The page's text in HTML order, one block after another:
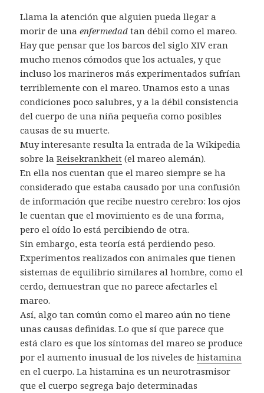
Llama la atención que alguien pueda llegar a
morir de unaenfermedad tan débil como el mareo.
Hay que pensar que los barcos del siglo XIV eran
mucho menos cómodos que los actuales, y que
incluso los marineros más experimentados sufrían
terriblemente con el mareo. Unamos esto a unas
condiciones poco salubres, y a la débil consistencia
del cuerpo de una niña pequeña como posibles
causas de su muerte.
Muy interesante resulta la entrada de la Wikipedia
sobre laReisekrankheit (el mareo alemán).
En ella nos cuentan que el mareo siempre se ha
considerado que estaba causado por una confusión
de información que recibe nuestro cerebro: los ojos
le cuentan que el movimiento es de una forma,
pero el oído lo está percibiendo de otra.
Sin embargo, esta teoría está perdiendo peso.
Experimentos realizados con animales que tienen
sistemas de equilibrio similares al hombre, como el
cerdo, demuestran que no parece afectarles el
mareo.
Así, algo tan común como el mareo aún no tiene
unas causas definidas. Lo que sí que parece que
está claro es que los síntomas del mareo se produce
por el aumento inusual de los niveles dehistamina
en el cuerpo. La histamina es un neurotrasmisor
que el cuerpo segrega bajo determinadas